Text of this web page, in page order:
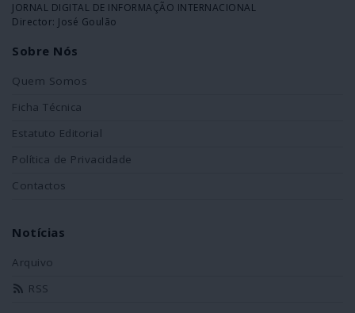
JORNAL DIGITAL DE INFORMAÇÃO INTERNACIONAL
Director: José Goulão
Sobre Nós
Quem Somos
Ficha Técnica
Estatuto Editorial
Política de Privacidade
Contactos
Notícias
Arquivo
RSS